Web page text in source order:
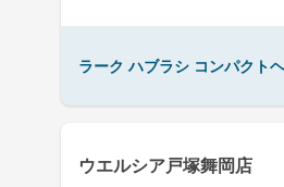
ラーク ハブラシ コンパクト
ウエルシア戸塚舞岡店